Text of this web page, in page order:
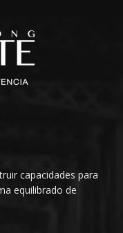
capacidades para
equilibrado de